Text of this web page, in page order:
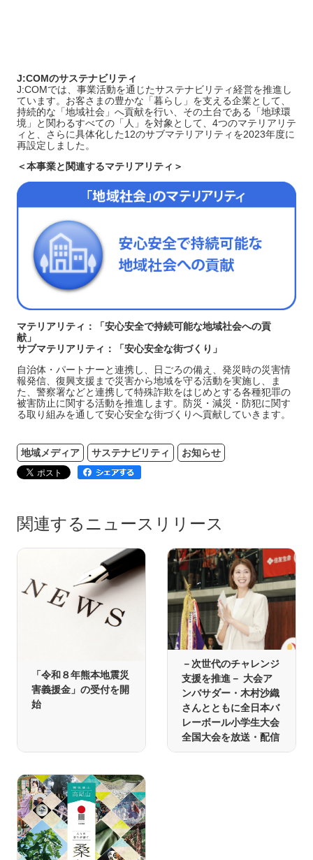
J:COMのサステナビリティ
J:COMでは、事業活動を通じたサステナビリティ経営を推進し
ています。お客さまの豊かな「暮らし」を支える企業として、
持続的な「地域社会」へ貢献を行い、その土台である「地球環
境」と関わるすべての「人」を対象として、4つのマテリアリテ
ィと、さらに具体化した12のサブマテリアリティを2023年度に
再設定しました。
＜本事業と関連するマテリアリティ＞
マテリアリティ：「安心安全で持続可能な地域社会への貢
献」
サブマテリアリティ：「安心安全な街づくり」
自治体・パートナーと連携し、日ごろの備え、発災時の災害情
報発信、復興支援まで災害から地域を守る活動を実施し、ま
た、警察署などと連携して特殊詐欺をはじめとする各種犯罪の
被害防止に関する活動を推進します。防災・減災・防犯に関す
る取り組みを通して安心安全な街づくりへ貢献していきます。
地域メディア サステナビリティ お知らせ
関連するニュースリリース
「令和８年熊本地震災
害義援金」の受付を開
始
－次世代のチャレンジ
支援を推進－ 大会ア
ンバサダー・木村沙織
さんとともに全日本バ
レーボール小学生大会
全国大会を放送・配信